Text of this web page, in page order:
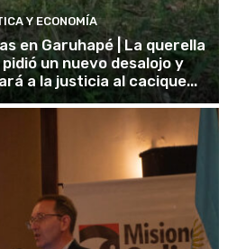
Y ECONOMÍA
en Garuhapé | La querella
un nuevo desalojo y
a la justicia al cacique...